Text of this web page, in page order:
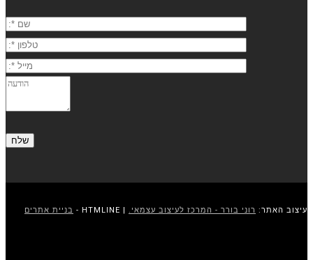
עיצוב האתר: רוני בורר - המרכז לעיצוב עצמאי. בניית אתרים